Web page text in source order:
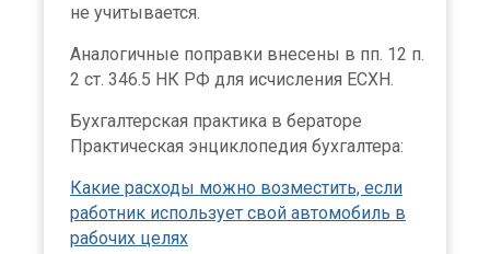
не учитывается.
Аналогичные поправки внесены в пп. 12 п.
2 ст. 346.5 НК РФ для исчисления ЕСХН.
Бухгалтерская практика в бераторе
Практическая энциклопедия бухгалтера:
Какие расходы можно возместить, если
работник использует свой автомобиль в
рабочих целях